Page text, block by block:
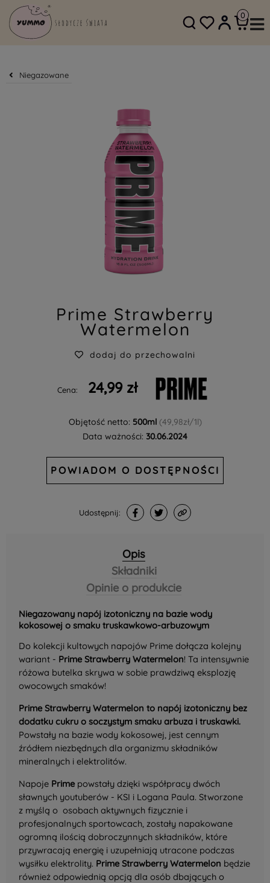
SKLEP@YUMMO.PL
Niegazowane
Prime Strawberry
Watermelon
dodaj do przechowalni
Cena: 24,99 zł
Objętość netto: 500ml (49,98zł/1l)
Data ważności: 30.06.2024
POWIADOM O DOSTĘPNOŚCI
Udostępnij:
Opis
Składniki
Opinie o produkcie
Niegazowany napój izotoniczny na bazie wody
kokosowej o smaku truskawkowo-arbuzowym
Do kolekcji kultowych napojów Prime dołącza kolejny
wariant - Prime Strawberry Watermelon! Ta intensywnie
różowa butelka skrywa w sobie prawdziwą eksplozję
owocowych smaków!
Prime Strawberry Watermelon to napój izotoniczny bez
dodatku cukru o soczystym smaku arbuza i truskawki.
Powstały na bazie wody kokosowej, jest cennym
źródłem niezbędnych dla organizmu składników
mineralnych i elektrolitów.
Napoje Primepowstały dzięki współpracy dwóch
sławnych youtuberów - KSI i Logana Paula. Stworzone
z myślą o osobach aktywnych fizycznie i
profesjonalnych sportowcach, zostały napakowane
ogromną ilością dobroczynnych składników, które
przywracają energię i uzupełniają utracone podczas
wysiłku elektrolity. Prime Strawberry Watermelon będzie
również odpowiednią opcją dla osób dbających o